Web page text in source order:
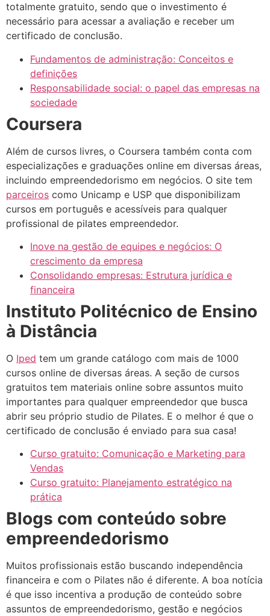
totalmente gratuito, sendo que o investimento é
necessário para acessar a avaliação e receber um
certificado de conclusão.
Fundamentos de administração: Conceitos e
definições
Responsabilidade social: o papel das empresas na
sociedade
Coursera
Além de cursos livres, o Coursera também conta com
especializações e graduações online em diversas áreas,
incluindo empreendedorismo em negócios. O site tem
parceiros como Unicamp e USP que disponibilizam
cursos em português e acessíveis para qualquer
profissional de pilates empreendedor.
Inove na gestão de equipes e negócios: O
crescimento da empresa
Consolidando empresas: Estrutura jurídica e
financeira
Instituto Politécnico de Ensino
à Distância
O Iped tem um grande catálogo com mais de 1000
cursos online de diversas áreas. A seção de cursos
gratuitos tem materiais online sobre assuntos muito
importantes para qualquer empreendedor que busca
abrir seu próprio studio de Pilates. E o melhor é que o
certificado de conclusão é enviado para sua casa!
Curso gratuito: Comunicação e Marketing para
Vendas
Curso gratuito: Planejamento estratégico na
prática
Blogs com conteúdo sobre
empreendedorismo
Muitos profissionais estão buscando independência
financeira e com o Pilates não é diferente. A boa notícia
é que isso incentiva a produção de conteúdo sobre
assuntos de empreendedorismo, gestão e negócios